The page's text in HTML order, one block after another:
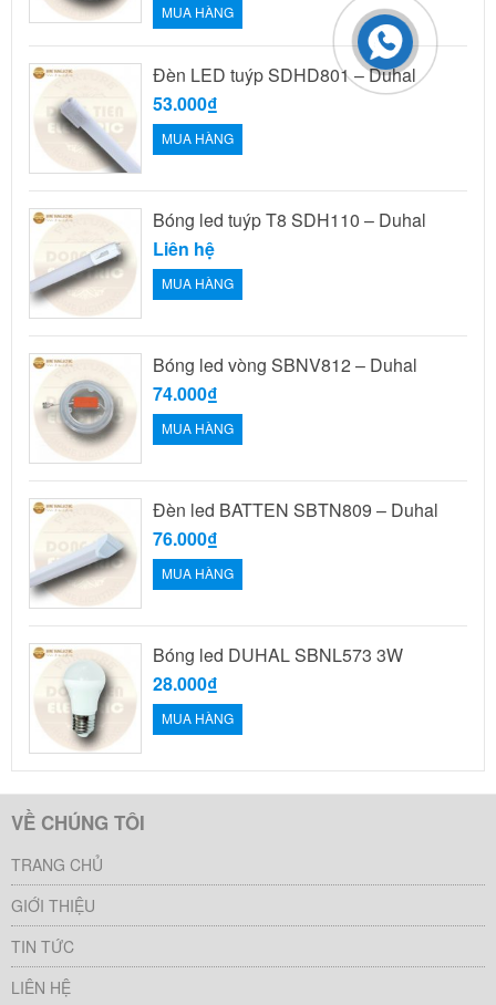
MUA HÀNG
Đèn LED tuýp SDHD801 – Duhal
53.000₫
MUA HÀNG
Bóng led tuýp T8 SDH110 – Duhal
Liên hệ
MUA HÀNG
Bóng led vòng SBNV812 – Duhal
74.000₫
MUA HÀNG
Đèn led BATTEN SBTN809 – Duhal
76.000₫
MUA HÀNG
Bóng led DUHAL SBNL573 3W
28.000₫
MUA HÀNG
VỀ CHÚNG TÔI
TRANG CHỦ
GIỚI THIỆU
TIN TỨC
LIÊN HỆ